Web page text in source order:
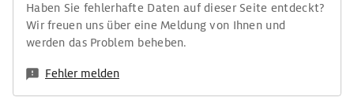
Haben Sie fehlerhafte Daten auf dieser Seite entdeckt?
Wir freuen uns über eine Meldung von Ihnen und
werden das Problem beheben.
Fehler melden